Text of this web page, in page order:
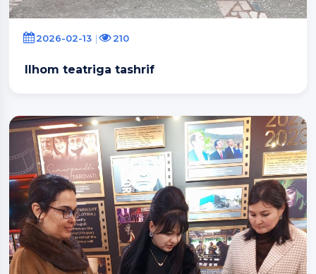
2026-02-13 210
Ilhom teatriga tashrif